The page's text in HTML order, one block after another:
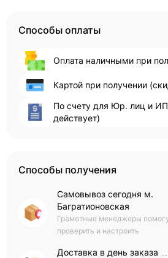
Способы оплаты
Оплата наличными при
Картой при получении
По счету для Юр. лиц и
действует)
Способы получения
Самовывоз сегодня м.
Багратионовская
Грамотные менеджеры
проверить и настроить
Доставка в день заказа